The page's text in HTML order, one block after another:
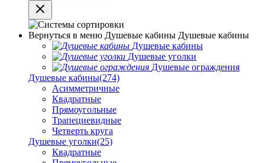
Вернуться в меню Душевые кабины Душевые кабины
Душевые кабины
Душевые уголки
Душевые ограждения
Душевые кабины(274)
Асимметричные
Квадратные
Прямоугольные
Трапециевидные
Четверть круга
Душевые уголки(25)
Квадратные